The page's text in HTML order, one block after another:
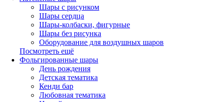
Шары с рисунком
Шары сердца
Шары-колбаски, фигурные
Шары без рисунка
Оборудование для воздушных шаров
Посмотреть ещё
Фольгированные шары
День рождения
Детская тематика
Кенди бар
Любовная тематика